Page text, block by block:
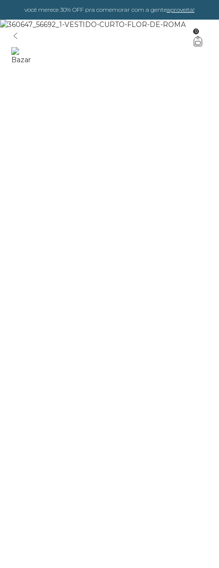
você merece 30% OFF pra comemorar com a genteaproveita!
0